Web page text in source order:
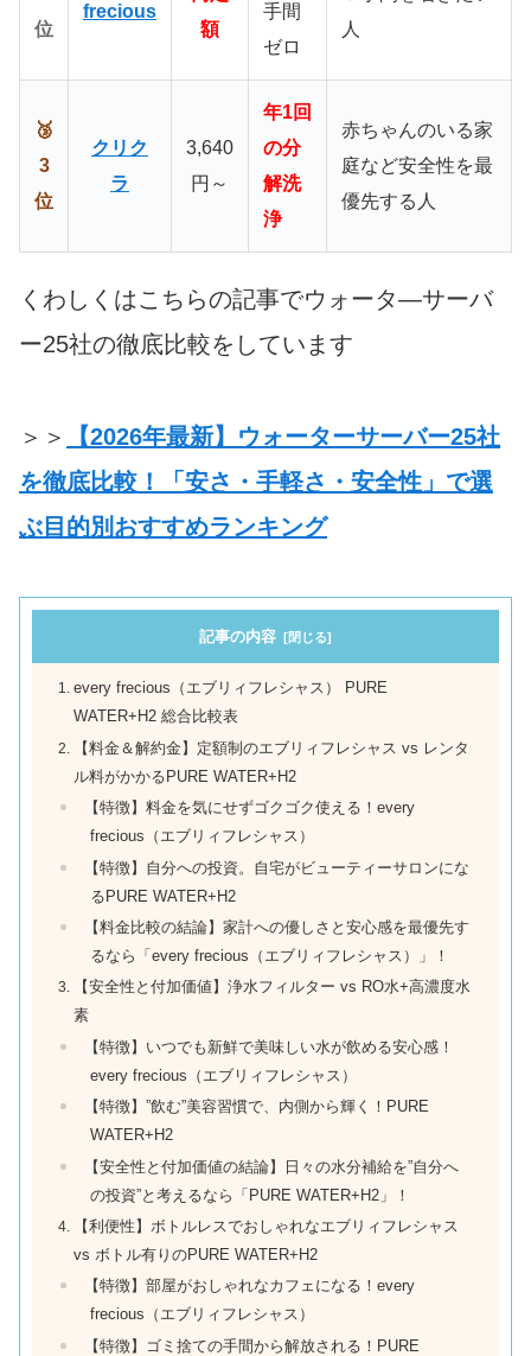
位
frecious
額
手間
ゼロ
人
🥉
3
位
クリク
ラ
3,640
円～
年1回
の分
解洗
浄
赤ちゃんのいる家
庭など安全性を最
優先する人
くわしくはこちらの記事でウォータ―サーバ
ー25社の徹底比較をしています
＞＞
【2026年最新】ウォーターサーバー25社
を徹底比較！「安さ・手軽さ・安全性」で選
ぶ目的別おすすめランキング
記事の内容
every frecious（エブリィフレシャス） PURE
WATER+H2 総合比較表
【料金＆解約金】定額制のエブリィフレシャス vs レンタ
ル料がかかるPURE WATER+H2
【特徴】料金を気にせずゴクゴク使える！every
frecious（エブリィフレシャス）
【特徴】自分への投資。自宅がビューティーサロンにな
るPURE WATER+H2
【料金比較の結論】家計への優しさと安心感を最優先す
るなら「every frecious（エブリィフレシャス）」！
【安全性と付加価値】浄水フィルター vs RO水+高濃度水
素
【特徴】いつでも新鮮で美味しい水が飲める安心感！
every frecious（エブリィフレシャス）
【特徴】”飲む”美容習慣で、内側から輝く！PURE
WATER+H2
【安全性と付加価値の結論】日々の水分補給を”自分へ
の投資”と考えるなら「PURE WATER+H2」！
【利便性】ボトルレスでおしゃれなエブリィフレシャス
vs ボトル有りのPURE WATER+H2
【特徴】部屋がおしゃれなカフェになる！every
frecious（エブリィフレシャス）
【特徴】ゴミ捨ての手間から解放される！PURE